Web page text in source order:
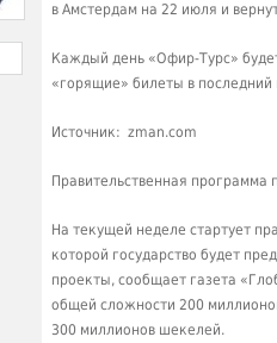
в Амстердам на 22 июля и
Каждый день «Офир-Турс»
«горящие» билеты в последний
Источник: zman.com
Правительственная программа
На текущей неделе стартует
которой государство будет
проекты, сообщает газета
общей сложности 200
300 миллионов шекелей.